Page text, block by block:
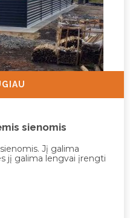
sienomis
Jį galima
jį galima lengvai įrengti